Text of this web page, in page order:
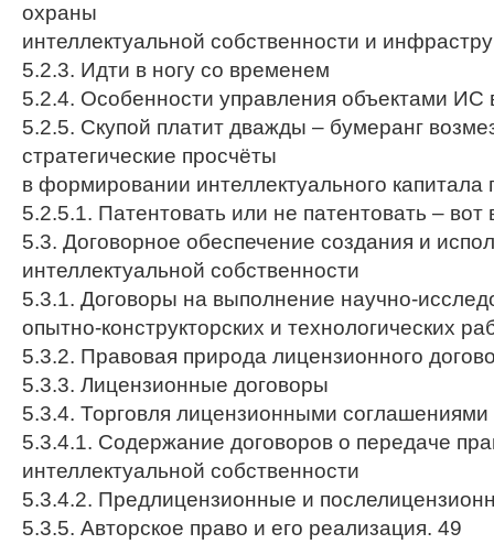
охраны
интеллектуальной собственности и
5.2.3. Идти в ногу со временем
5.2.4. Особенности управления объектами ИС
5.2.5. Cкупой платит дважды – бумеранг
стратегические просчёты
в формировании интеллектуального капитала
5.2.5.1. Патентовать или не патентовать – вот
5.3. Договорное обеспечение создания и
интеллектуальной собственности
5.3.1. Договоры на выполнение научно-
опытно-конструкторских и технологических
5.3.2. Правовая природа лицензионного
5.3.3. Лицензионные договоры
5.3.4. Торговля лицензионными
5.3.4.1. Содержание договоров о передаче
интеллектуальной собственности
5.3.4.2. Предлицензионные и
5.3.5. Авторское право и его реализация. 49